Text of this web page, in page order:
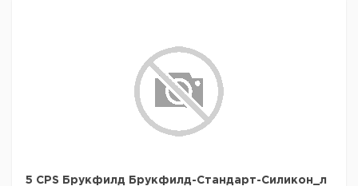
5 CPS Брукфилд Брукфилд-Стандарт-Силикон_л